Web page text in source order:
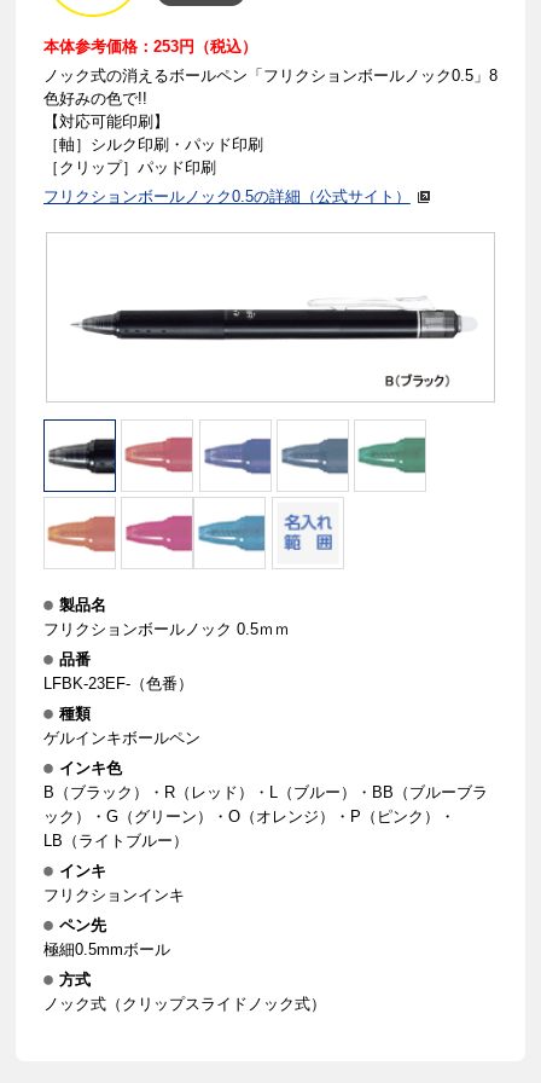
本体参考価格：253円（税込）
ノック式の消えるボールペン「フリクションボールノック0.5」8
色好みの色で!!
【対応可能印刷】
［軸］シルク印刷・パッド印刷
［クリップ］パッド印刷
フリクションボールノック0.5の詳細（公式サイト）
製品名
フリクションボールノック 0.5ｍｍ
品番
LFBK-23EF-（色番）
種類
ゲルインキボールペン
インキ色
B（ブラック）・R（レッド）・L（ブルー）・BB（ブルーブラ
ック）・G（グリーン）・O（オレンジ）・P（ピンク）・
LB（ライトブルー）
インキ
フリクションインキ
ペン先
極細0.5mmボール
方式
ノック式（クリップスライドノック式）